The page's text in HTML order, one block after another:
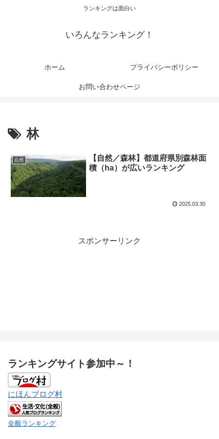
ランキングは面白い
いろんなランキング！
ホーム プライバシーポリシー
お問い合わせページ
林
自然
【自然／森林】都道府県別森林面
積（ha）が広いランキング
2025.03.30
スポンサーリンク
ランキングサイト参加中～！
にほんブログ村
全般ランキング